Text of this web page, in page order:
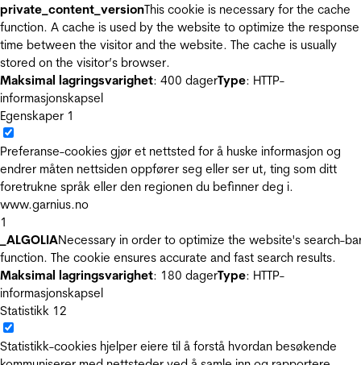
private_content_versionThis cookie is necessary for the cache
function. A cache is used by the website to optimize the response
time between the visitor and the website. The cache is usually
stored on the visitor’s browser.
Maksimal lagringsvarighet: 400 dagerType: HTTP-
informasjonskapsel
Egenskaper 1
Preferanse-cookies gjør et nettsted for å huske informasjon og
endrer måten nettsiden oppfører seg eller ser ut, ting som ditt
foretrukne språk eller den regionen du befinner deg i.
www.garnius.no
1
_ALGOLIANecessary in order to optimize the website's search-
function. The cookie ensures accurate and fast search results.
Maksimal lagringsvarighet: 180 dagerType: HTTP-
informasjonskapsel
Statistikk 12
Statistikk-cookies hjelper eiere til å forstå hvordan besøkende